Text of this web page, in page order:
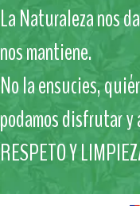
La Naturaleza nos
nos mantiene.
No la ensucies,
podamos disfrutar y
RESPETO Y